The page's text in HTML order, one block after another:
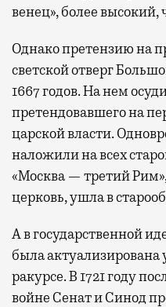
венец», более высокий,
Однако претензию на
светской отверг
1667 годов. На нем
претендовавшего на
царской власти.
наложили на всех
«Москва — третий
церковь, ушла в
А в государственной
была актуализирована
ракурсе. В 1721 году
войне Сенат и Синод